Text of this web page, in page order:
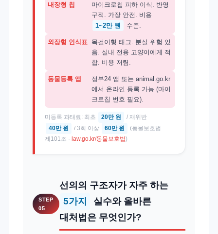
내장형 칩
마이크로칩 피하 이식. 반영
구적. 가장 안전. 비용
1~2만 원
수준.
외장형 인식표 목걸이형 태그. 분실 위험 있
음. 실내 전용 고양이에게 적
합. 비용 저렴.
동물등록 앱
정부24 앱 또는 animal.go.kr
에서 온라인 등록 가능 (마이
크로칩 번호 필요).
미등록 과태료: 최초 20만 원
/ 재위반
40만 원
/ 3회 이상 60만 원
(동물보호법
제101조 · law.go.kr/동물보호법)
STEP
05
선의의 구조자가 자주 하는
5가지
실수와 올바른
대처법은 무엇인가?